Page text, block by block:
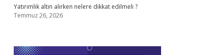
Yatırımlık altın alırken nelere dikkat edilmeli ?
Temmuz 26, 2026